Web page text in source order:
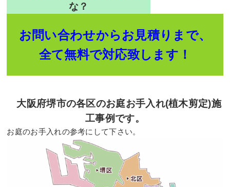
な？
お問い合わせからお見積りまで、
全て無料で対応致します！
大阪府堺市の各区のお庭お手入れ(植木剪定)施
工事例です。
お庭のお手入れの参考にして下さい。